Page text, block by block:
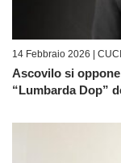
14 Febbraio 2026 |
Ascovilo si
“Lumbarda Dop”